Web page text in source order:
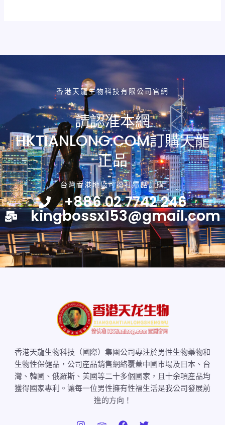
香港天龍生物科技有限公司官網
請認准本網
HKTIANLONG.COM訂購天龍
正品
台灣香港地區可撥打電話訂購
+886 02 7742 246
kingbossx153@gmail.com
香港天龍生物科技（國際）集團公司專注於男性生物藥物和
生物性保健品，公司産品銷售網絡覆蓋中國市場及日本、台
灣、韓國、俄羅斯、美國等二十多個國家，且十余項産品均
獲得國家專利。讓每一位男性擁有性福生活是我公司發展前
進的方向！